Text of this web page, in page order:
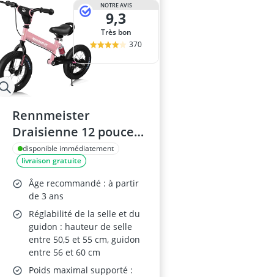
NOTRE AVIS
9,3
Très bon
370
Rennmeister
Draisienne 12 pouces
pour enfants
disponible immédiatement
livraison gratuite
Âge recommandé : à partir
de 3 ans
Réglabilité de la selle et du
guidon : hauteur de selle
entre 50,5 et 55 cm, guidon
entre 56 et 60 cm
Poids maximal supporté :